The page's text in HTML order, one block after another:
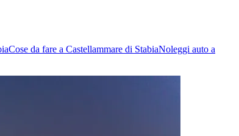
Cose da fare a Castellammare di StabiaNoleggi auto a